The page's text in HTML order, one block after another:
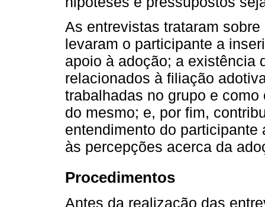
As entrevistas trataram
levaram o participante a
apoio à adoção; a existência
relacionados à filiação
trabalhadas no grupo e
do mesmo; e, por fim,
entendimento do
às percepções acerca da
Procedimentos
Antes da realização das